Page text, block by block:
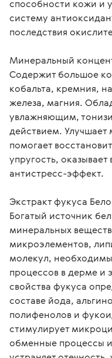
способности кожи и
систему
последствия
Минеральный
Содержит большое
кобальта, кремния,
железа, магния.
увлажняющим,
действием.
помогает
упругость,
антистресс-эффект.
Экстракт фукуса
Богатый источник
минеральных
микроэлементов,
молекул,
процессов в дерме и
свойства фукуса
составе йода,
полифенолов и
стимулирует
обменные процессы